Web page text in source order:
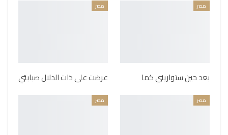
مصر
بعد حين ستواريني كما
مصر
عرضت على ذات الدلال صبابتي
مصر مصر